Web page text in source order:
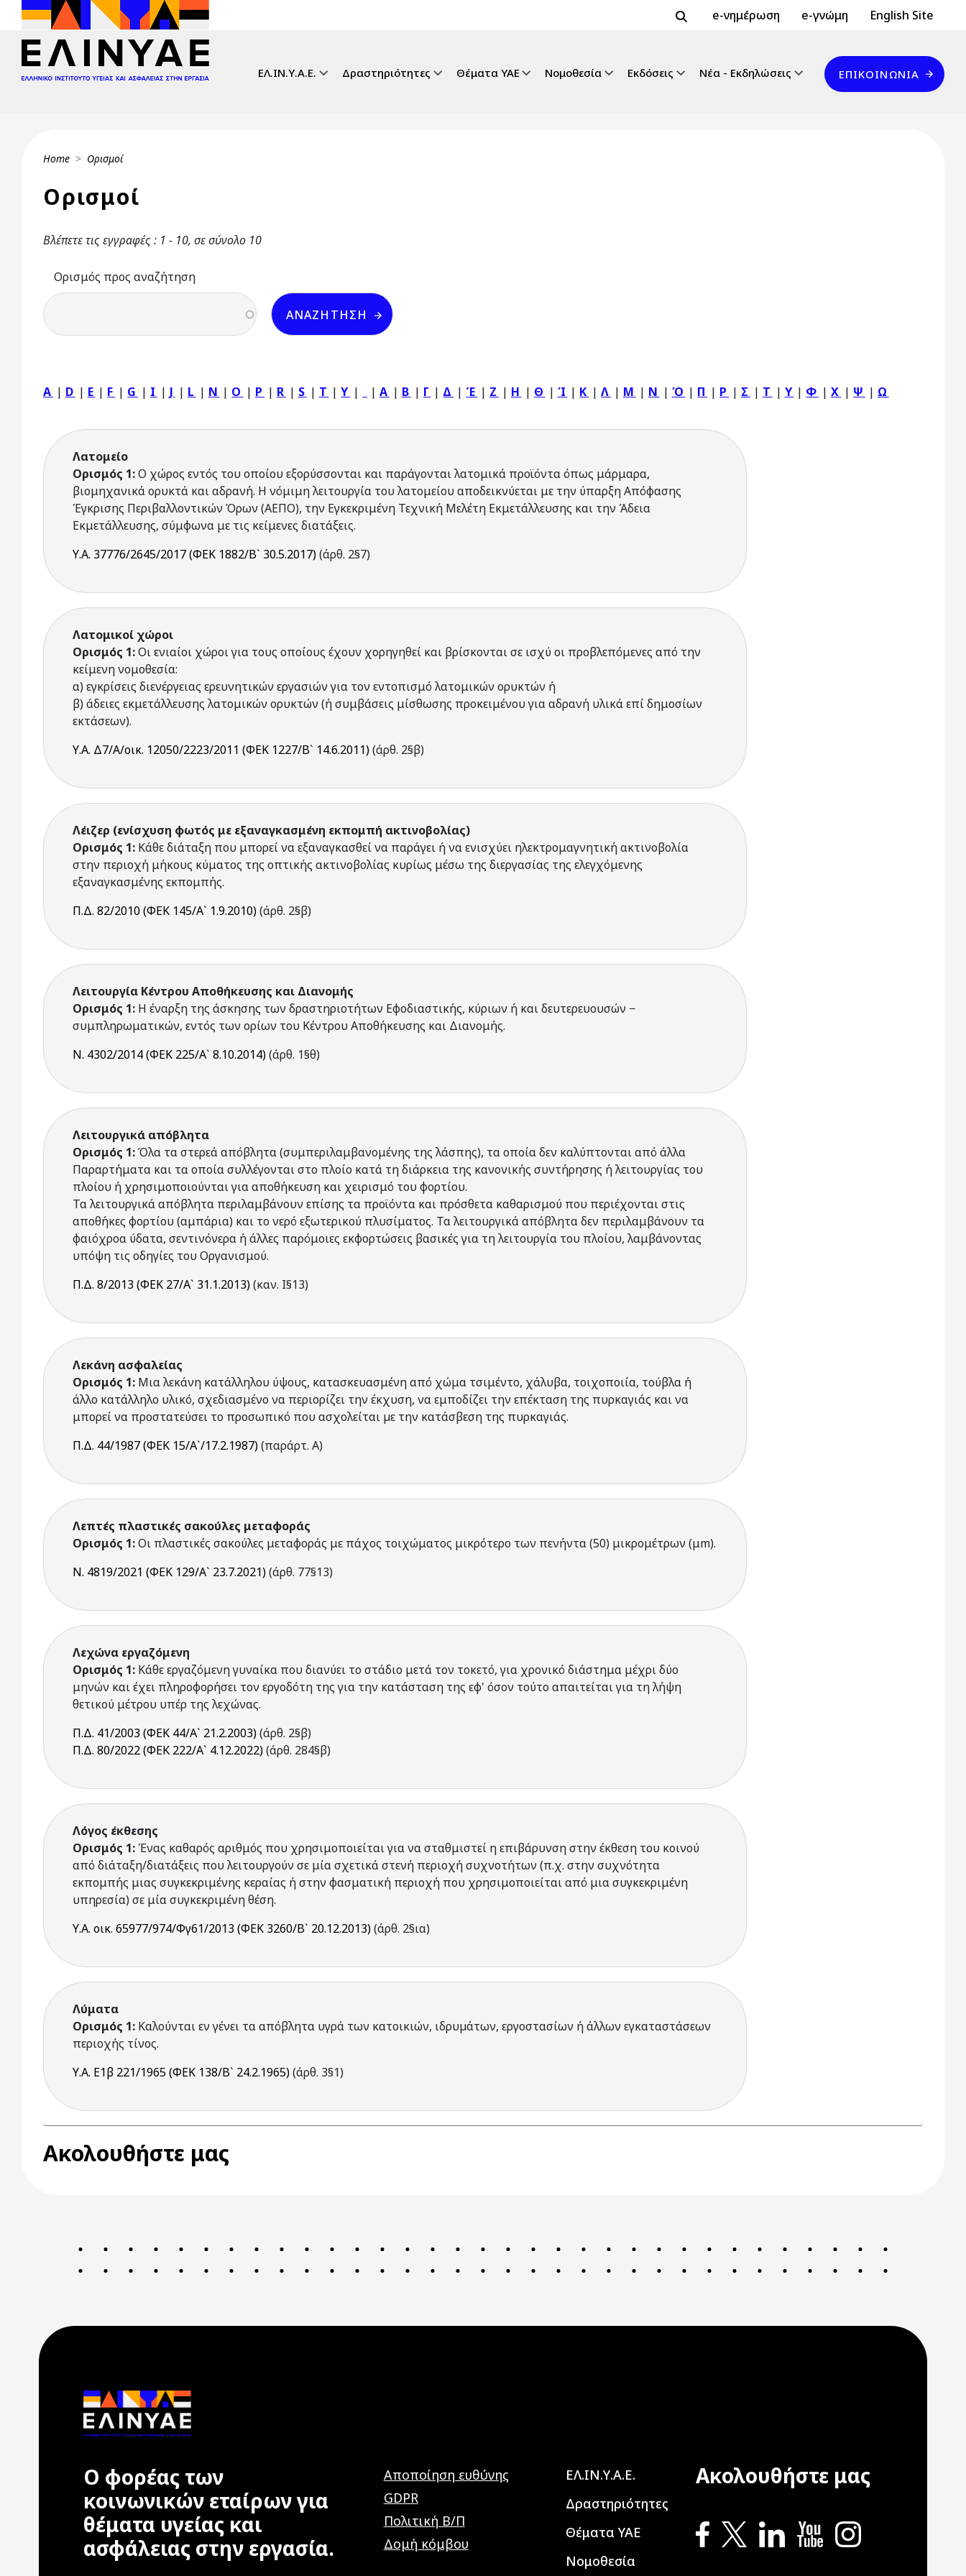
Skip to main content Header Top 2
e-νημέρωση e-γνώμη Header Top
English Site
ΕΛ.ΙΝ.Υ.Α.Ε. Δραστηριότητες Θέματα ΥΑΕ Νομοθεσία Εκδόσεις Νέα - Εκδηλώσεις
Επικοινωνία
ΕΠΙΚΟΙΝΩΝΊΑ
Breadcrumb
Home Ορισμοί
Ορισμοί
Βλέπετε τις εγγραφές : 1 - 10, σε σύνολο 10
Ορισμός προς αναζήτηση
A | D | E | F | G | I | J | L | N | O | P | R | S | T |Y | | Α | Β | Γ | Δ | Έ | Ζ | Η | Θ | Ί | Κ |Λ | Μ | Ν | Ό | Π | Ρ | Σ | Τ | Υ | Φ |Χ | Ψ | Ω
Λατομείο
Ορισμός 1:Ο χώρος εντός του οποίου εξορύσσονται και παράγονται λατομικά προϊόντα όπως μάρμαρα,
βιομηχανικά ορυκτά και αδρανή. Η νόμιμη λειτουργία του λατομείου αποδεικνύεται με την ύπαρξη Απόφασης
Έγκρισης Περιβαλλοντικών Όρων (ΑΕΠΟ), την Εγκεκριμένη Τεχνική Μελέτη Εκμετάλλευσης και την Άδεια
Εκμετάλλευσης, σύμφωνα με τις κείμενες διατάξεις.
Υ.Α. 37776/2645/2017 (ΦΕΚ 1882/Β` 30.5.2017)(άρθ. 2§7)
Λατομικοί χώροι
Ορισμός 1:Οι ενιαίοι χώροι για τους οποίους έχουν χορηγηθεί και βρίσκονται σε ισχύ οι προβλεπόμενες από την
κείμενη νομοθεσία:
α) εγκρίσεις διενέργειας ερευνητικών εργασιών για τον εντοπισμό λατομικών ορυκτών ή
β) άδειες εκμετάλλευσης λατομικών ορυκτών (ή συμβάσεις μίσθωσης προκειμένου για αδρανή υλικά επί δημοσίων
εκτάσεων).
Υ.Α. Δ7/Α/οικ. 12050/2223/2011 (ΦΕΚ 1227/Β` 14.6.2011)(άρθ. 2§β)
Λέιζερ (ενίσχυση φωτός με εξαναγκασμένη εκπομπή ακτινοβολίας)
Ορισμός 1: Κάθε διάταξη που μπορεί να εξαναγκασθεί να παράγει ή να ενισχύει ηλεκτρομαγνητική ακτινοβολία
στην περιοχή μήκους κύματος της οπτικής ακτινοβολίας κυρίως μέσω της διεργασίας της ελεγχόμενης
εξαναγκασμένης εκπομπής.
Π.Δ. 82/2010 (ΦΕΚ 145/Α` 1.9.2010)(άρθ. 2§β)
Λειτουργία Κέντρου Αποθήκευσης και Διανομής
Ορισμός 1: Η έναρξη της άσκησης των δραστηριοτήτων Εφοδιαστικής, κύριων ή και δευτερευουσών −
συμπληρωματικών, εντός των ορίων του Κέντρου Αποθήκευσης και Διανομής.
Ν. 4302/2014 (ΦΕΚ 225/Α` 8.10.2014)(άρθ. 1§θ)
Λειτουργικά απόβλητα
Ορισμός 1:Όλα τα στερεά απόβλητα (συμπεριλαμβανομένης της λάσπης), τα οποία δεν καλύπτονται από άλλα
Παραρτήματα και τα οποία συλλέγονται στο πλοίο κατά τη διάρκεια της κανονικής συντήρησης ή λειτουργίας του
πλοίου ή χρησιμοποιούνται για αποθήκευση και χειρισμό του φορτίου.
Τα λειτουργικά απόβλητα περιλαμβάνουν επίσης τα προϊόντα και πρόσθετα καθαρισμού που περιέχονται στις
αποθήκες φορτίου (αμπάρια) και το νερό εξωτερικού πλυσίματος. Τα λειτουργικά απόβλητα δεν περιλαμβάνουν τα
φαιόχροα ύδατα, σεντινόνερα ή άλλες παρόμοιες εκφορτώσεις βασικές για τη λειτουργία του πλοίου, λαμβάνοντας
υπόψη τις οδηγίες του Οργανισμού.
Π.Δ. 8/2013 (ΦΕΚ 27/Α` 31.1.2013)(καν. Ι§13)
Λεκάνη ασφαλείας
Ορισμός 1: Μια λεκάνη κατάλληλου ύψους, κατασκευασμένη από χώμα τσιμέντο, χάλυβα, τοιχοποιία, τούβλα ή
άλλο κατάλληλο υλικό, σχεδιασμένο να περιορίζει την έκχυση, να εμποδίζει την επέκταση της πυρκαγιάς και να
μπορεί να προστατεύσει το προσωπικό που ασχολείται µε την κατάσβεση της πυρκαγιάς.
Π.Δ. 44/1987 (ΦΕΚ 15/Α`/17.2.1987)(παράρτ. Α)
Λεπτές πλαστικές σακούλες μεταφοράς
Ορισμός 1:Οι πλαστικές σακούλες μεταφοράς με πάχος τοιχώματος μικρότερο των πενήντα (50) μικρομέτρων (μm).
Ν. 4819/2021 (ΦΕΚ 129/Α` 23.7.2021)(άρθ. 77§13)
Λεχώνα εργαζόμενη
Ορισμός 1: Κάθε εργαζόμενη γυναίκα που διανύει το στάδιο μετά τον τοκετό, για χρονικό διάστημα μέχρι δύο
μηνών και έχει πληροφορήσει τον εργοδότη της για την κατάσταση της εφ' όσον τούτο απαιτείται για τη λήψη
θετικού μέτρου υπέρ της λεχώνας.
Π.Δ. 41/2003 (ΦΕΚ 44/Α` 21.2.2003)(άρθ. 2§β)
Π.Δ. 80/2022 (ΦΕΚ 222/Α` 4.12.2022)(άρθ. 284§β)
Λόγος έκθεσης
Ορισμός 1:Ένας καθαρός αριθμός που χρησιμοποιείται για να σταθμιστεί η επιβάρυνση στην έκθεση του κοινού
από διάταξη/διατάξεις που λειτουργούν σε μία σχετικά στενή περιοχή συχνοτήτων (π.χ. στην συχνότητα
εκπομπής μιας συγκεκριμένης κεραίας ή στην φασματική περιοχή που χρησιμοποιείται από μια συγκεκριμένη
υπηρεσία) σε μία συγκεκριμένη θέση.
Υ.Α. οικ. 65977/974/Φγ61/2013 (ΦΕΚ 3260/Β` 20.12.2013)(άρθ. 2§ια)
Λύματα
Ορισμός 1: Καλούνται εν γένει τα απόβλητα υγρά των κατοικιών, ιδρυµάτων, εργοστασίων ή άλλων εγκαταστάσεων
περιοχής τίνος.
Υ.Α. Ε1β 221/1965 (ΦΕΚ 138/Β` 24.2.1965)(άρθ. 3§1)
Ακολουθήστε μας
Ο φορέας των
κοινωνικών εταίρων για
θέματα υγείας και
ασφάλειας στην εργασία.
Αποποίηση ευθύνης
GDPR
Πολιτική Β/Π
Δομή κόμβου
Main navigation
ΕΛ.ΙΝ.Υ.Α.Ε.
Δραστηριότητες
Θέματα ΥΑΕ
Νομοθεσία
Ακολουθήστε μας